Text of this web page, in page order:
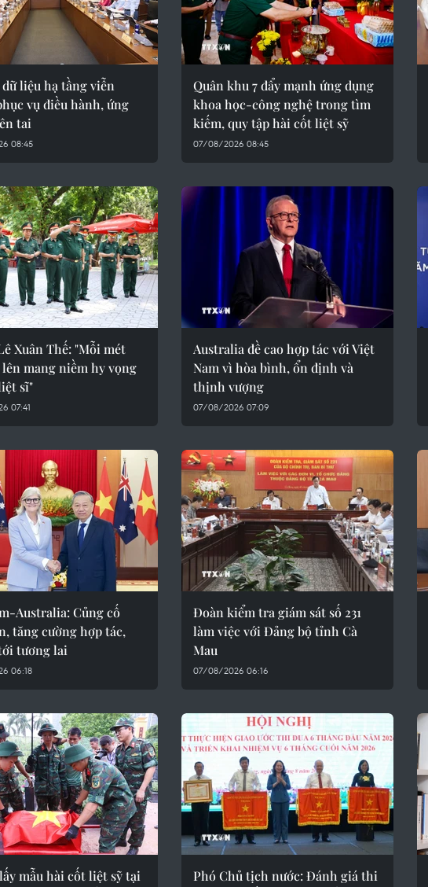
dữ liệu hạ tầng viễn
vụ điều hành, ứng
tai
08:45
Quân khu 7 đẩy mạnh ứng dụng
khoa học-công nghệ trong tìm
kiếm, quy tập hài cốt liệt sỹ
07/08/2026 08:45
Xuân Thế: "Mỗi mét
lên mang niềm hy vọng
sĩ"
07:41
Australia đề cao hợp tác với Việt
Nam vì hòa bình, ổn định và
thịnh vượng
07/08/2026 07:09
Australia: Củng cố
tăng cường hợp tác,
tương lai
06:18
Đoàn kiểm tra giám sát số 231
làm việc với Đảng bộ tỉnh Cà
Mau
07/08/2026 06:16
mẫu hài cốt liệt sỹ tại
Phó Chủ tịch nước: Đánh giá thi